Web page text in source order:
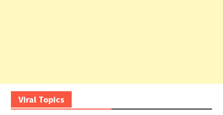
Viral Topics